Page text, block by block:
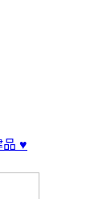
品 ♥️